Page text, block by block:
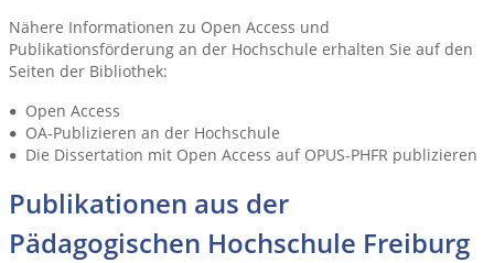
Nähere Informationen zu Open Access und
Publikationsförderung an der Hochschule erhalten Sie auf den
Seiten der Bibliothek:
Open Access
OA-Publizieren an der Hochschule
Die Dissertation mit Open Access auf OPUS-PHFR publizieren
Publikationen aus der
Pädagogischen Hochschule Freiburg